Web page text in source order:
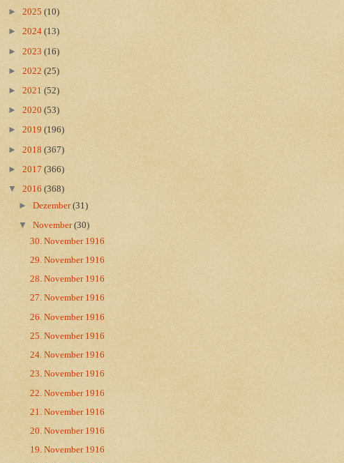
► 2025 (10)
► 2024 (13)
► 2023 (16)
► 2022 (25)
► 2021 (52)
► 2020 (53)
► 2019 (196)
► 2018 (367)
► 2017 (366)
▼ 2016 (368)
►Dezember(31)
▼November(30)
30. November 1916
29. November 1916
28. November 1916
27. November 1916
26. November 1916
25. November 1916
24. November 1916
23. November 1916
22. November 1916
21. November 1916
20. November 1916
19. November 1916